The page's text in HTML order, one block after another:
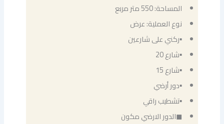
المساحة: 550 متر مربع
نوع العملية: عرض
▪ركني على شارعين
▪شارع 20
▪شارع 15
▪دور أرضي
▪تشطيب راقي
◼الدور الارضي مكون